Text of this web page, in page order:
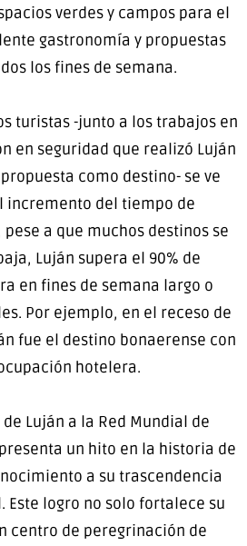
verdes y campos para el
gastronomía y propuestas
los fines de semana.
turistas -junto a los trabajos en
en seguridad que realizó Luján
como destino- se ve
incremento del tiempo de
a que muchos destinos se
Luján supera el 90% de
en fines de semana largo o
Por ejemplo, en el receso de
fue el destino bonaerense con
hotelera.
Luján a la Red Mundial de
un hito en la historia de
a su trascendencia
logro no solo fortalece su
centro de peregrinación de